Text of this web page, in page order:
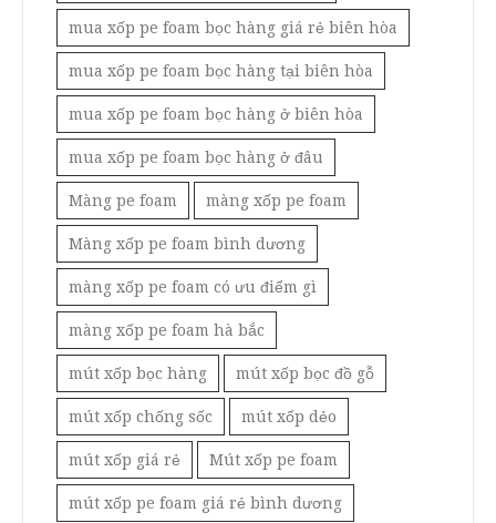
mua xốp pe foam bọc hàng giá rẻ biên hòa
mua xốp pe foam bọc hàng tại biên hòa
mua xốp pe foam bọc hàng ở biên hòa
mua xốp pe foam bọc hàng ở đâu
Màng pe foam màng xốp pe foam
Màng xốp pe foam bình dương
màng xốp pe foam có ưu điểm gì
màng xốp pe foam hà bắc
mút xốp bọc hàng mút xốp bọc đồ gỗ
mút xốp chống sốc mút xốp dẻo
mút xốp giá rẻ Mút xốp pe foam
mút xốp pe foam giá rẻ bình dương